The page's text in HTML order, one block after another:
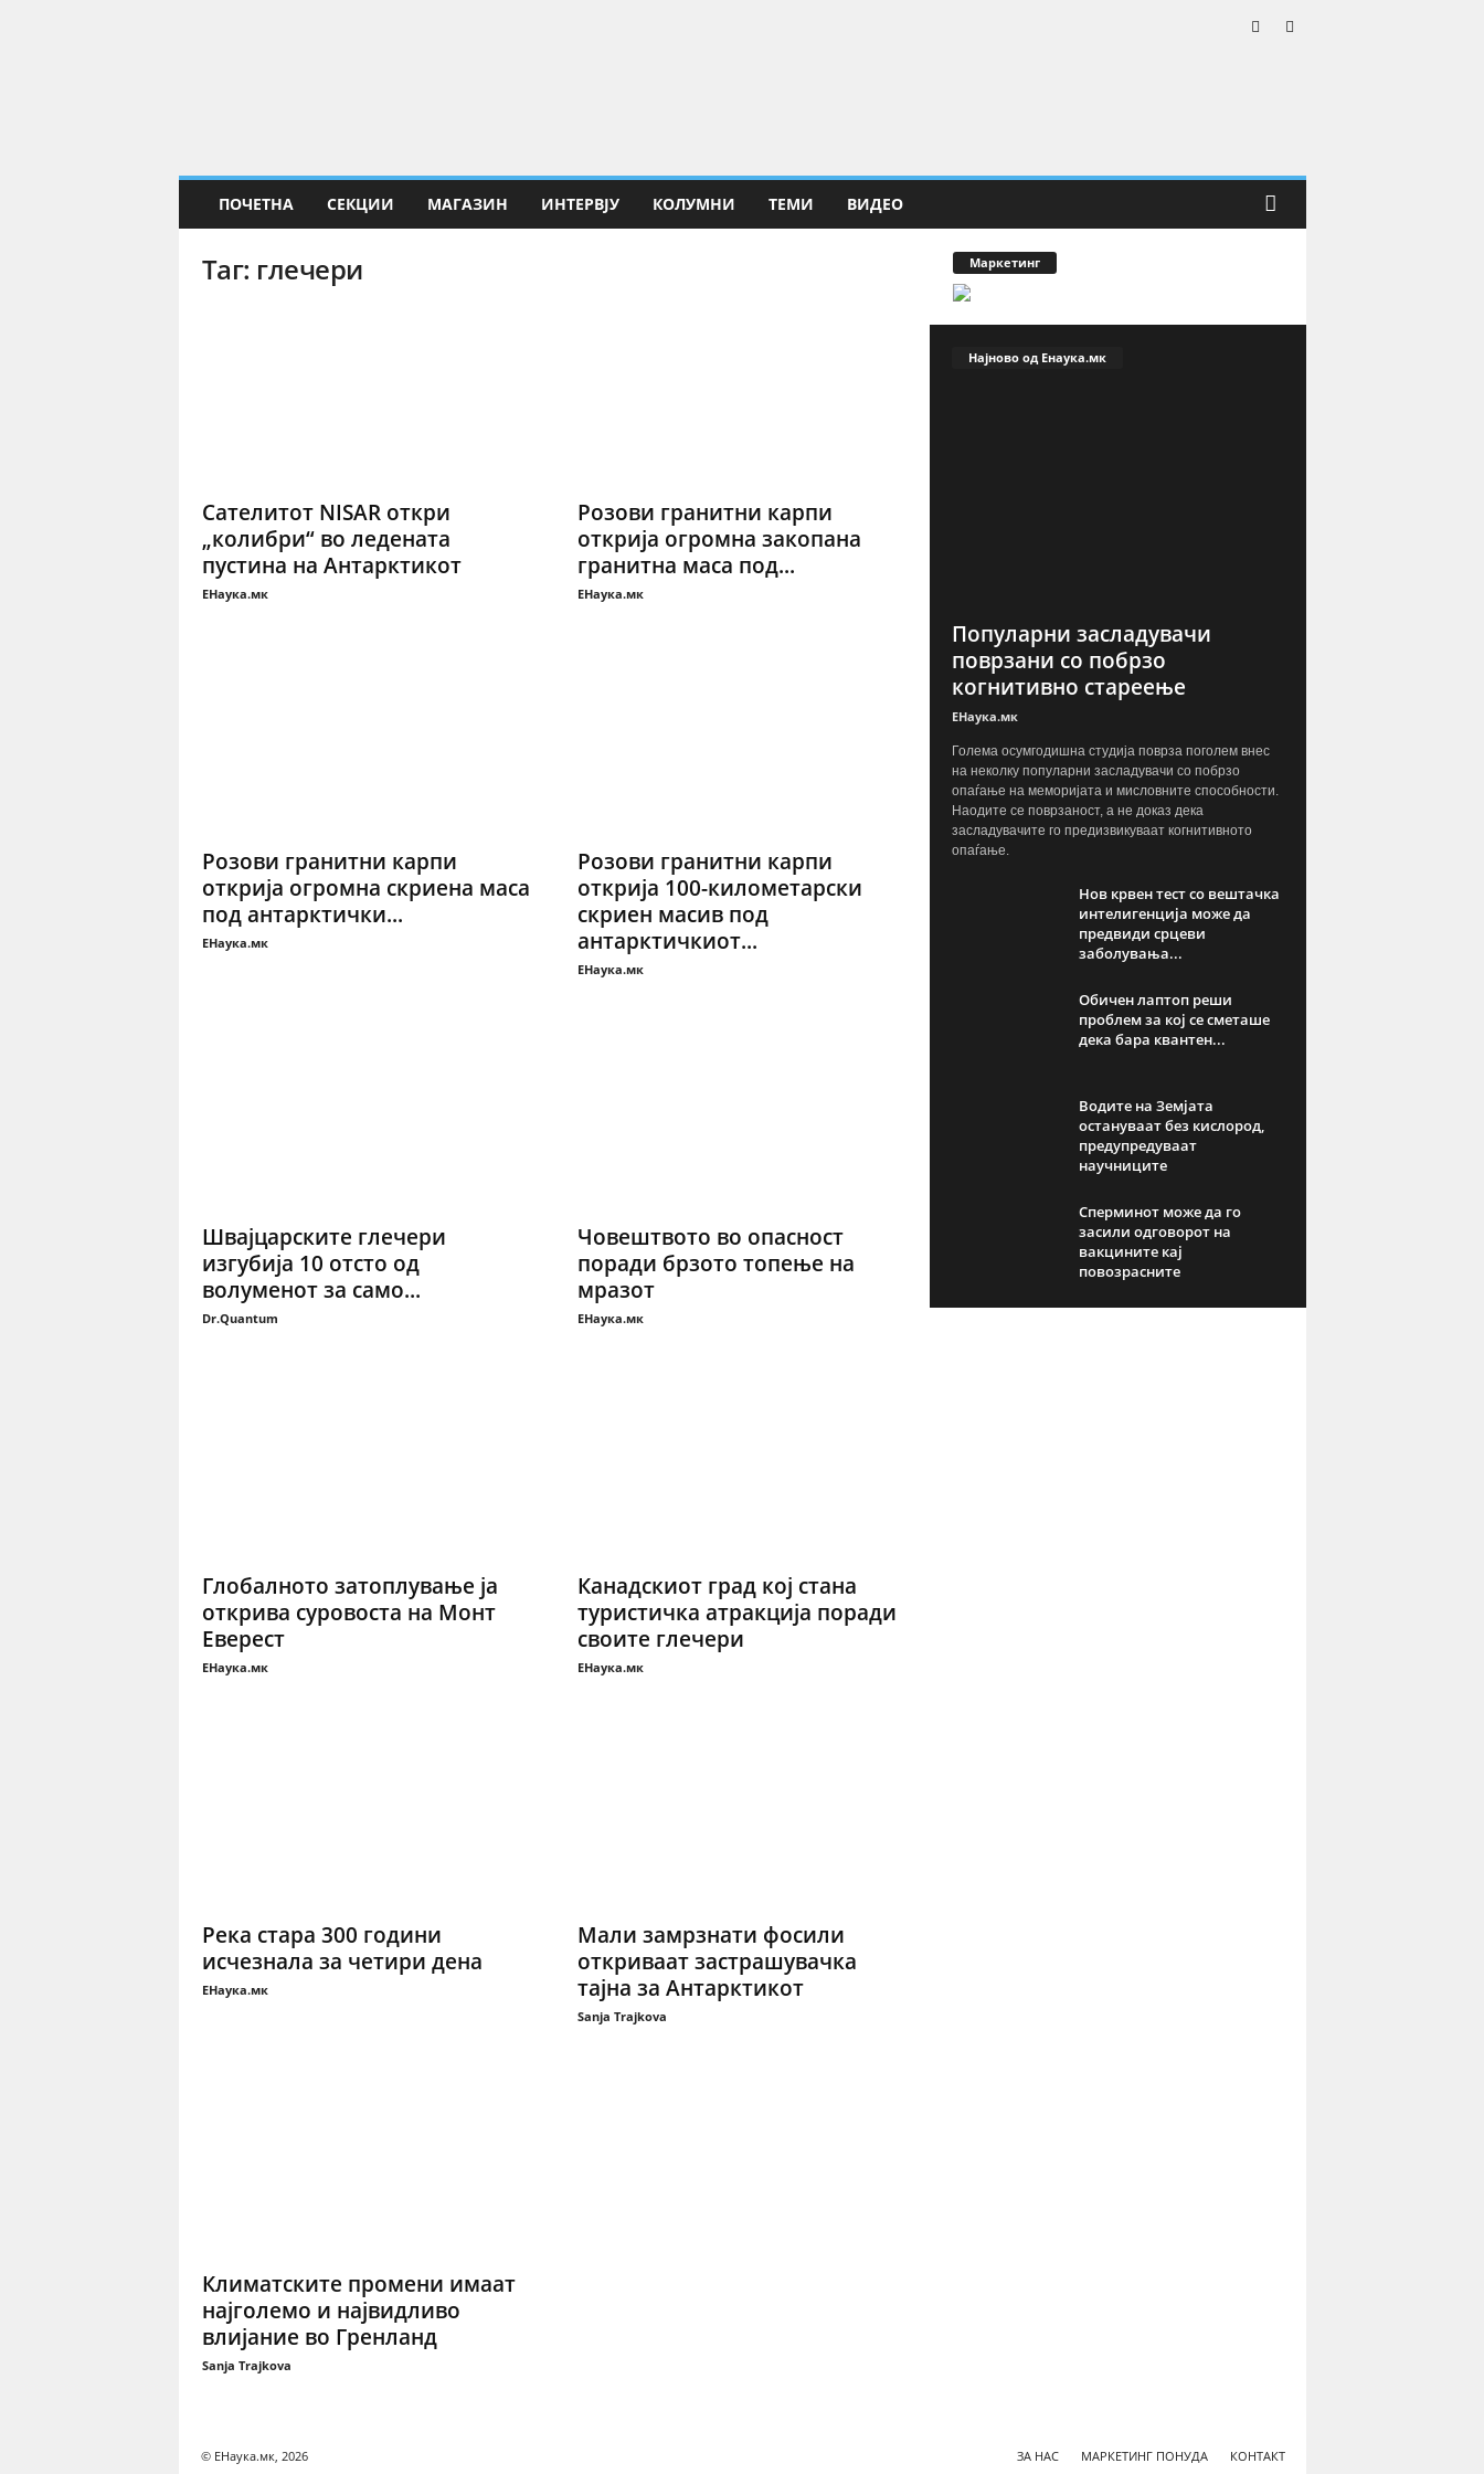
ПОЧЕТНА СЕКЦИИ МАГАЗИН ИНТЕРВЈУ КОЛУМНИ ТЕМИ ВИДЕО
Таг: глечери
Сателитот NISAR откри
„колибри“ во ледената
пустина на Антарктикот
ЕНаука.мк
Розови гранитни карпи
открија огромна закопана
гранитна маса под...
ЕНаука.мк
Розови гранитни карпи
открија огромна скриена маса
под антарктички...
ЕНаука.мк
Розови гранитни карпи
открија 100-километарски
скриен масив под
антарктичкиот...
ЕНаука.мк
Швајцарските глечери
изгубија 10 oтсто од
волуменот за само...
Dr.Quantum
Човештвото во опасност
поради брзото топење на
мразот
ЕНаука.мк
Глобалното затоплување ја
открива суровоста на Монт
Еверест
ЕНаука.мк
Канадскиот град кој стана
туристичка атракција поради
своите глечери
ЕНаука.мк
Река стара 300 години
исчезнала за четири дена
ЕНаука.мк
Мали замрзнати фосили
откриваат застрашувачка
тајна за Антарктикот
Sanja Trajkova
Климатските промени имаат
најголемо и највидливо
влијание во Гренланд
Sanja Trajkova
Маркетинг
Најново од Енаука.мк
Популарни засладувачи
поврзани со побрзо
когнитивно стареење
ЕНаука.мк
Голема осумгодишна студија поврза поголем внес
на неколку популарни засладувачи со побрзо
опаѓање на меморијата и мисловните способности.
Наодите се поврзаност, а не доказ дека
засладувачите го предизвикуваат когнитивното
опаѓање.
Нов крвен тест со вештачка
интелигенција може да
предвиди срцеви
заболувања...
Обичен лаптоп реши
проблем за кој се сметаше
дека бара квантен...
Водите на Земјата
остануваат без кислород,
предупредуваат
научниците
Сперминот може да го
засили одговорот на
вакцините кај
повозрасните
ЗА НАС МАРКЕТИНГ ПОНУДА КОНТАКТ
© ЕНаука.мк, 2026